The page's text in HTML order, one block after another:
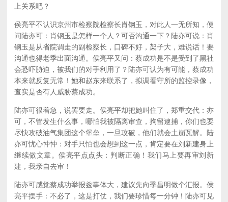
上关系吧？
侯亮平不认识京州市检察院检察长肖钢玉，对此人一无所知，便
问陆亦可：肖钢玉是怎样一个人？可否沟通一下？陆亦可说：肖
钢玉是从省院调走的副检察长，口碑不好，架子大，难说话！要
沟通也得老季出面沟通。侯亮平又问：蔡成功是不是受到了黑社
会恐吓胁迫，被我们的对手利用了？陆亦可认为有可能，蔡成功
本来就反复无常！她和赵东来联系了，拟调看守所的监控录像，
查实是否有人威胁蔡成功。
陆亦可很着急，说罢要走。侯亮平却把她叫住了，郑重交代：亦
可，不管发生什么事，哪怕我被隔离审查，拘留逮捕，你们也要
尽快攻破油气集团这个堡垒，一旦攻破，他们就会土崩瓦解。陆
亦可忧心忡忡：对手只怕也会想到这一点，肯定要在刘新建身上
继续做文章。侯亮平点点头：判断正确！我们马上要再审刘新
建，我亲自去审！
陆亦可感觉蔡成功举报兹事体大，建议先向季昌明做个汇报。侯
亮平摆手：不必了，这是打仗，我们要珍惜每一分钟！陆亦可见